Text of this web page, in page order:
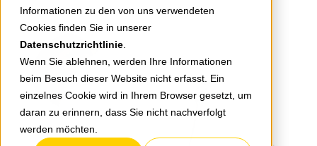
Informationen zu den von uns verwendeten
Cookies finden Sie in unserer
Datenschutzrichtlinie
Wenn Sie ablehnen, werden Ihre Informationen
beim Besuch dieser Website nicht erfasst. Ein
einzelnes Cookie wird in Ihrem Browser gesetzt, um
daran zu erinnern, dass Sie nicht nachverfolgt
werden möchten.